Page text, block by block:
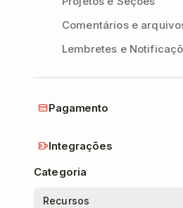
Comentários e
Lembretes e
Pagamento
Integrações
Categoria